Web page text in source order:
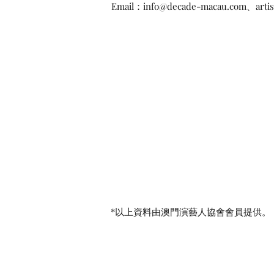
Email： info@decade-macau.com、
*​以上資料由澳門演藝人協會會員提供。